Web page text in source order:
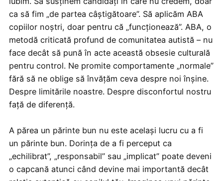
ca să fim „de partea câștigătoare”. Să aplicăm ABA
copiilor noștri, doar pentru că „funcționează”. ABA, o
metodă criticată profund de comunitatea autistă – nu
face decât să pună în acte această obsesie culturală
pentru control. Ne promite comportamente „normale”
fără să ne oblige să învățăm ceva despre noi înșine.
Despre limitările noastre. Despre disconfortul nostru
față de diferență.
A părea un părinte bun nu este același lucru cu a fi
un părinte bun. Dorința de a fi perceput ca
„echilibrat”, „responsabil” sau „implicat” poate deveni
o capcană atunci când devine mai importantă decât